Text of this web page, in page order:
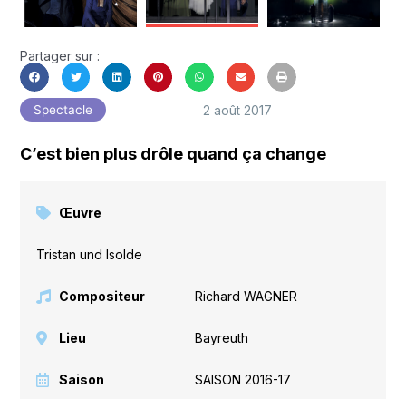
Partager sur :
Spectacle 2 août 2017
C’est bien plus drôle quand ça change
Œuvre
Tristan und Isolde
Compositeur Richard WAGNER
Lieu Bayreuth
Saison SAISON 2016-17